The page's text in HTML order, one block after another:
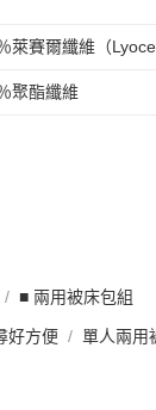
萊賽爾纖維（
聚酯纖維
■ 兩用被床包組
好方便
單人兩用